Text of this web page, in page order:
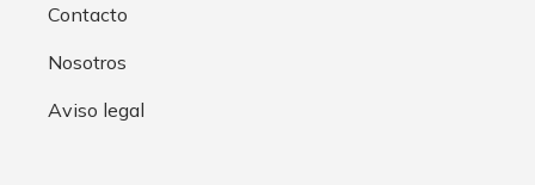
Contacto
Nosotros
Aviso legal